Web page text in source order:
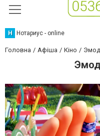
Н Нотариус - online
Головна Афіша Кіно